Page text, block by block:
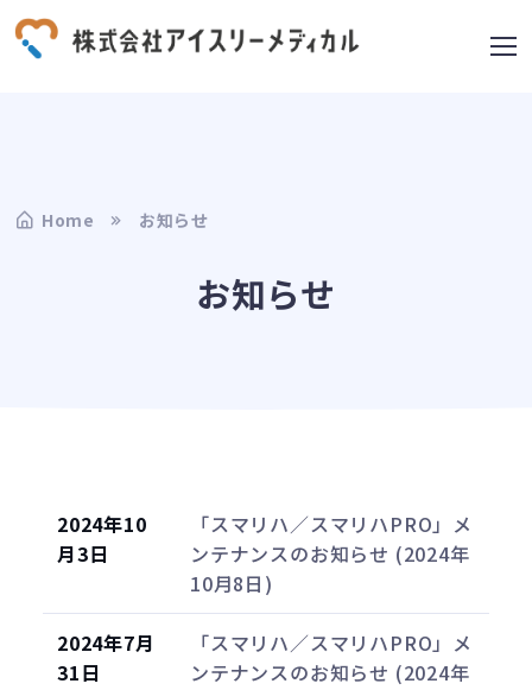
Home お知らせ
お知らせ
2024年10
月3日
「スマリハ／スマリハPRO」メ
ンテナンスのお知らせ (2024年
10月8日)
2024年7月
31日
「スマリハ／スマリハPRO」メ
ンテナンスのお知らせ (2024年